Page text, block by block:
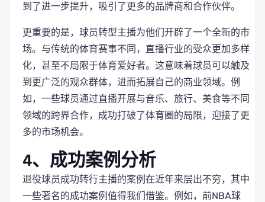
到了进一步提升，吸引了更多的品牌商和合作伙伴。
更重要的是，球员转型主播为他们开辟了一个全新的市
场。与传统的体育赛事不同，直播行业的受众更加多样
化，甚至不局限于体育爱好者。这意味着球员可以触及
到更广泛的观众群体，进而拓展自己的商业领域。例
如，一些球员通过直播开展与音乐、旅行、美食等不同
领域的跨界合作，成功打破了体育圈的局限，迎接了更
多的市场机会。
4、成功案例分析
退役球员成功转行主播的案例在近年来层出不穷，其中
一些著名的成功案例值得我们借鉴。例如，前NBA球